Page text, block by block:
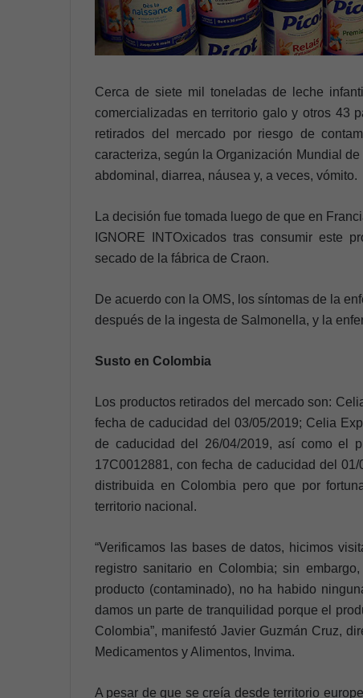
Cerca de siete mil toneladas de leche
comercializadas en territorio galo y otros 43
retirados del mercado por riesgo de
caracteriza, según la Organización Mundial
abdominal, diarrea, náusea y, a veces, vómito.
La decisión fue tomada luego de que en
IGNORE INTOxicados tras consumir este
secado de la fábrica de Craon.
De acuerdo con la OMS, los síntomas de la
después de la ingesta de Salmonella, y la
Susto en Colombia
Los productos retirados del mercado son:
fecha de caducidad del 03/05/2019; Celia
de caducidad del 26/04/2019, así como el
17C0012881, con fecha de caducidad del
distribuida en Colombia pero que por
territorio nacional.
“Verificamos las bases de datos, hicimos
registro sanitario en Colombia; sin
producto (contaminado), no ha habido
damos un parte de tranquilidad porque el
Colombia”, manifestó Javier Guzmán Cruz,
Medicamentos y Alimentos, Invima.
A pesar de que se creía desde territorio